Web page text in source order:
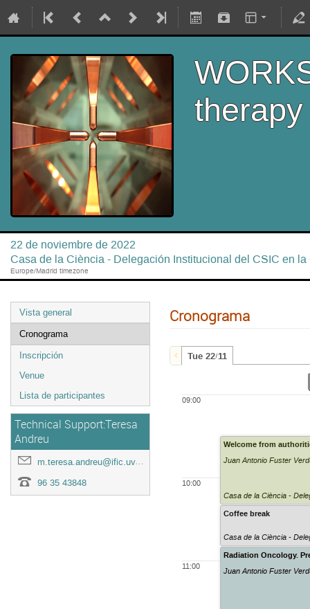
therapy
22 de noviembre de 2022
Casa de la Ciència - Delegación Institucional del CSIC en
Europe/Madrid timezone
Vista general
Cronograma
Inscripción
Venue
Lista de participantes
Technical Support:Teresa
Andreu
m.teresa.andreu@ific.uv.es
96 35 43848
Cronograma
Tue 22/11
09:00
10:00
11:00
Welcome from
Juan Antonio Fuster
Casa de la Ciència -
Coffee break
Casa de la Ciència -
Radiation Oncology.
Juan Antonio Fuster